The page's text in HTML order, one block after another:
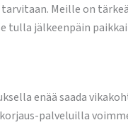
Meille on
tulla jälkeenpäin
enää saada
palveluilla